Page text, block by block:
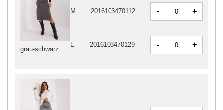
grau-schwarz
M 2016103470112 - +
L 2016103470129 - +